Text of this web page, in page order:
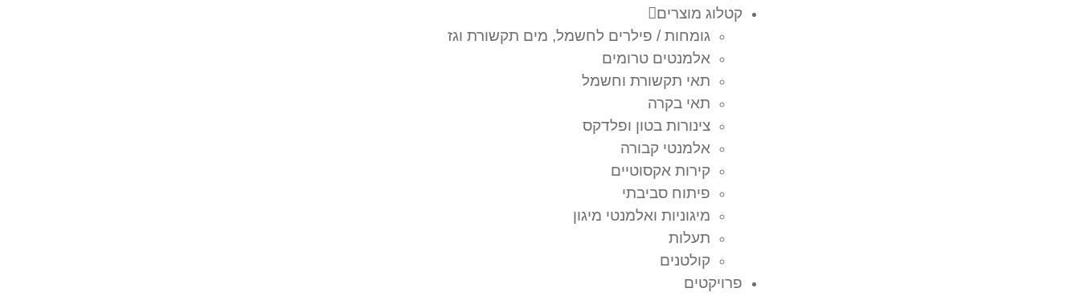
קטלוג מוצרים
גומחות / פילרים לחשמל, מים תקשורת וגז
אלמנטים טרומים
תאי תקשורת וחשמל
תאי בקרה
צינורות בטון ופלדקס
אלמנטי קבורה
קירות אקסוטיים
פיתוח סביבתי
מיגוניות ואלמנטי מיגון
תעלות
קולטנים
פרויקטים